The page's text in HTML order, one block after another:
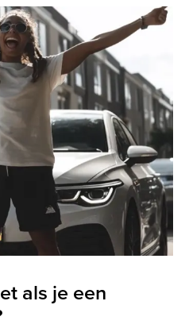
als je een